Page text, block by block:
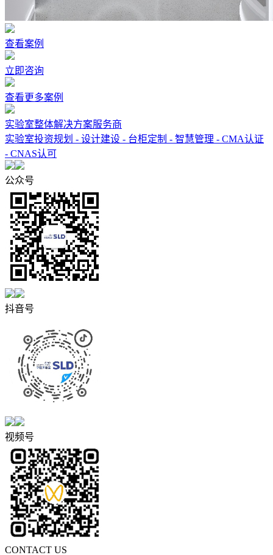
查看案例
立即咨询
查看更多案例
实验室整体解决方案服务商
实验室投资规划 - 设计建设 - 台柜定制 - 智慧管理 - CMA认证
- CNAS认可
公众号
抖音号
视频号
CONTACT US